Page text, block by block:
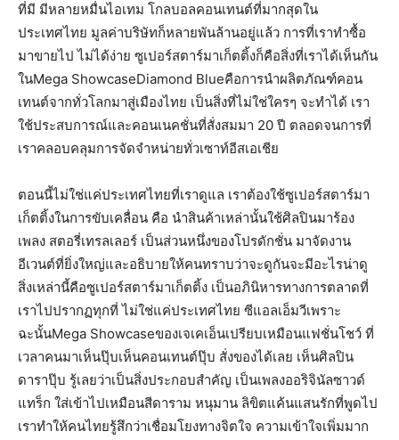
ที่มี มีหลายหมื่นไอเทม โกลบอลคอนเทนต์ที่มากสุดใน
ประเทศไทย มูลค่าบริษัทก็หลายพันล้านอยู่แล้ว การที่เราทำซื้อ
มาขายไป ไม่ได้ง่าย ซูเปอร์สตาร์มาเก็ตติ้งก็คือสิ่งที่เราได้เห็นกัน
ในMega ShowcaseDiamond Blueคือการนำผลิตภัณฑ์คอน
เทนต์จากทั่วโลกมาสู่เมืองไทย เป็นสิ่งที่ไม่ใช่ใครๆ จะทำได้ เรา
ใช้ประสบการณ์และคอนเนคชั่นที่สั่งสมมา 20 ปี ตลอดจนการที่
เราคลอบคลุมการจัดจำหน่ายทั่วเซาท์อีสเอเชีย
ตอนนี้ไม่ใช่แค่ประเทศไทยที่เราดูแล เราต้องใช้ซูเปอร์สตาร์มา
เก็ตติ้งในการขับเคลื่อน คือ นำสินค้าเหล่านั้นใช้ศิลปินมาร้อง
เพลง สตอรี่เทรลเลอร์ เป็นส่วนหนึ่งของโปรดักชั่น มาจัดงาน
อีเวนต์ที่ยิ่งใหญ่และอธิบายให้คนทราบว่าจะดูกันจะมีอะไรน่าดู
สิ่งเหล่านี้คือซูเปอร์สตาร์มาเก็ตติ้ง เป็นอภินิหารทางการตลาดที่
เราไปปรากฏทุกที่ ไม่ใช่แค่ประเทศไทย ซีแอลเอ็มวีเพราะ
ฉะนั้นMega Showcaseของเจเคเอ็นเปรียบเหมือนแฟชั่นโชว์ ที่
เวลาคนมาเห็นปุ๊บเห็นคอนเทนต์ปุ๊บ สั่งของได้เลย เห็นศิลปิน
ดาราปุ๊บ รู้เลยว่าเป็นสิ่งประกอบสำคัญ เป็นเพลงออริจินัลซาวด์
แทร็ก ใส่เข้าไปเหมือนสีดาราม หนุมาน ลิขิตแค้นแสนรักที่พูดไป
เราทำให้คนไทยรู้สึกว่าเชื่อมโยงทางจิตใจ ความเข้าใจเพิ่มมาก